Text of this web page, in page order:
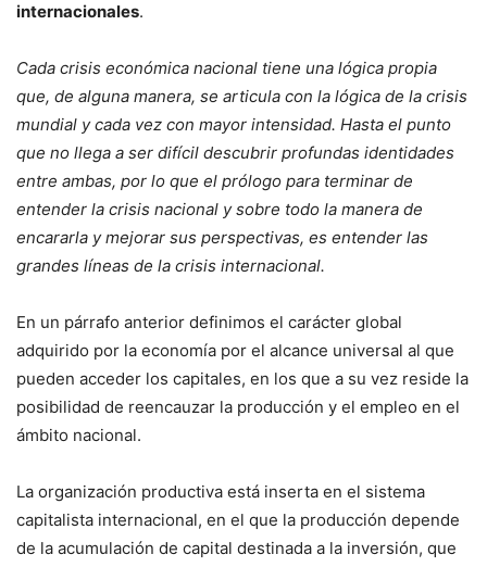
internacionales.
Cada crisis económica nacional tiene una lógica propia
que, de alguna manera, se articula con la lógica de la crisis
mundial y cada vez con mayor intensidad. Hasta el punto
que no llega a ser difícil descubrir profundas identidades
entre ambas, por lo que el prólogo para terminar de
entender la crisis nacional y sobre todo la manera de
encararla y mejorar sus perspectivas, es entender las
grandes líneas de la crisis internacional.
En un párrafo anterior definimos el carácter global
adquirido por la economía por el alcance universal al que
pueden acceder los capitales, en los que a su vez reside la
posibilidad de reencauzar la producción y el empleo en el
ámbito nacional.
La organización productiva está inserta en el sistema
capitalista internacional, en el que la producción depende
de la acumulación de capital destinada a la inversión, que